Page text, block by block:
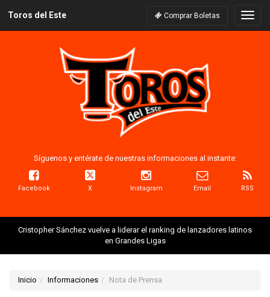
Toros del Este Comprar Boletas
Síguenos y entérate de nuestras informaciones al instante:
Facebook X Instagram Email RSS
Cristopher Sánchez vuelve a liderar el ranking de lanzadores latinos
en Grandes Ligas
Inicio Informaciones Nota de Prensa